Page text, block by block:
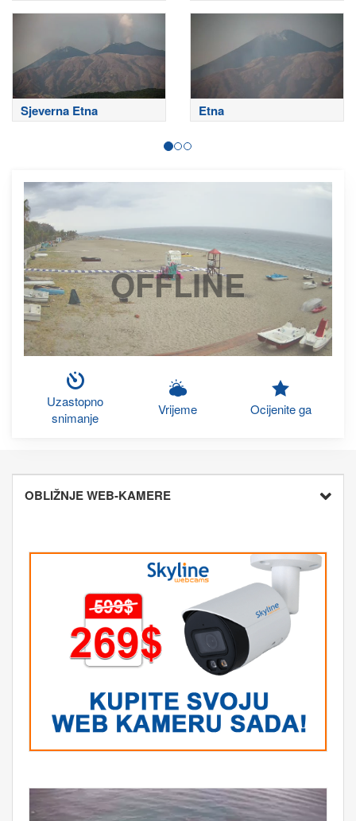
Sjeverna Etna Etna
OFFLINE
Uzastopno
snimanje
Vrijeme Ocijenite ga
OBLIŽNJE WEB-KAMERE